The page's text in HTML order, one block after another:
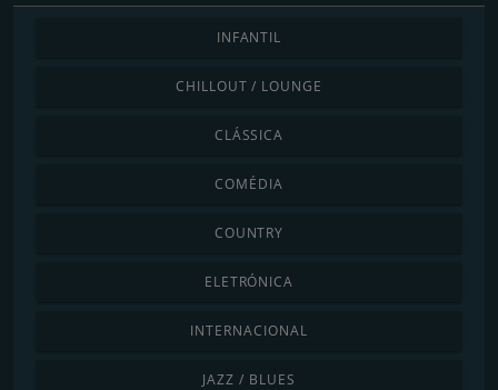
INFANTIL
CHILLOUT / LOUNGE
CLÁSSICA
COMÉDIA
COUNTRY
ELETRÓNICA
INTERNACIONAL
JAZZ / BLUES